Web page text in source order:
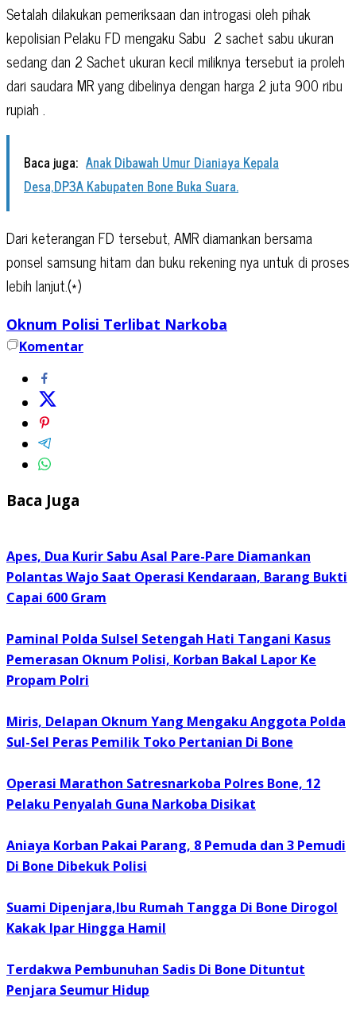
Setalah dilakukan pemeriksaan dan introgasi oleh pihak
kepolisian Pelaku FD mengaku Sabu 2 sachet sabu ukuran
sedang dan 2 Sachet ukuran kecil miliknya tersebut ia proleh
dari saudara MR yang dibelinya dengan harga 2 juta 900 ribu
rupiah .
Baca juga: Anak Dibawah Umur Dianiaya Kepala
Desa,DP3A Kabupaten Bone Buka Suara.
Dari keterangan FD tersebut, AMR diamankan bersama
ponsel samsung hitam dan buku rekening nya untuk di proses
lebih lanjut.(*)
Oknum Polisi Terlibat Narkoba
Komentar
Baca Juga
Apes, Dua Kurir Sabu Asal Pare-Pare Diamankan
Polantas Wajo Saat Operasi Kendaraan, Barang Bukti
Capai 600 Gram
Paminal Polda Sulsel Setengah Hati Tangani Kasus
Pemerasan Oknum Polisi, Korban Bakal Lapor Ke
Propam Polri
Miris, Delapan Oknum Yang Mengaku Anggota Polda
Sul-Sel Peras Pemilik Toko Pertanian Di Bone
Operasi Marathon Satresnarkoba Polres Bone, 12
Pelaku Penyalah Guna Narkoba Disikat
Aniaya Korban Pakai Parang, 8 Pemuda dan 3 Pemudi
Di Bone Dibekuk Polisi
Suami Dipenjara,Ibu Rumah Tangga Di Bone Dirogol
Kakak Ipar Hingga Hamil
Terdakwa Pembunuhan Sadis Di Bone Dituntut
Penjara Seumur Hidup